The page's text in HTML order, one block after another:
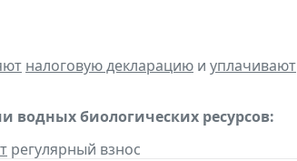
налоговую декларацию и уплачивают
водных биологических ресурсов:
регулярный взнос